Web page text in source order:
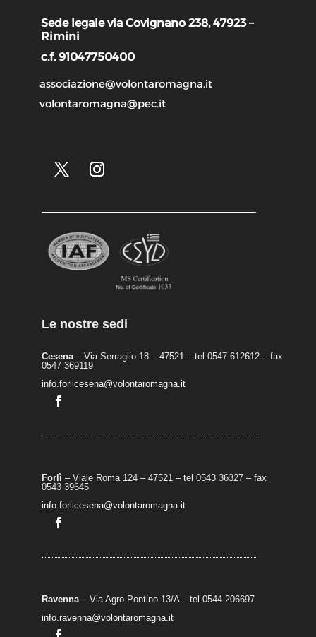
Sede legale via Covignano 238, 47923 –
Rimini
c.f. 91047750400
associazione@volontaromagna.it
volontaromagna@pec.it
Le nostre sedi
Cesena– Via Serraglio 18 – 47521 – tel 0547 612612 – fax
0547 369119
info.forlicesena@volontaromagna.it
Forlì – Viale Roma 124 – 47521 – tel 0543 36327 – fax
0543 39645
info.forlicesena@volontaromagna.it
Ravenna– Via Agro Pontino 13/A– tel 0544 206697
info.ravenna@volontaromagna.it